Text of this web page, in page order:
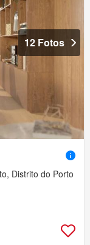
12 Fotos
Distrito do Porto